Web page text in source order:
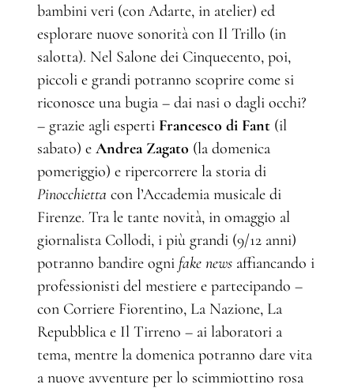
bambini veri (con Adarte, in atelier) ed
esplorare nuove sonorità con Il Trillo (in
salotta). Nel Salone dei Cinquecento, poi,
piccoli e grandi potranno scoprire come si
riconosce una bugia – dai nasi o dagli occhi?
– grazie agli esperti Francesco di Fant (il
sabato) e Andrea Zagato (la domenica
pomeriggio) e ripercorrere la storia di
Pinocchietta con l’Accademia musicale di
Firenze. Tra le tante novità, in omaggio al
giornalista Collodi, i più grandi (9/12 anni)
potranno bandire ogni fake news affiancando i
professionisti del mestiere e partecipando –
con Corriere Fiorentino, La Nazione, La
Repubblica e Il Tirreno – ai laboratori a
tema, mentre la domenica potranno dare vita
a nuove avventure per lo scimmiottino rosa